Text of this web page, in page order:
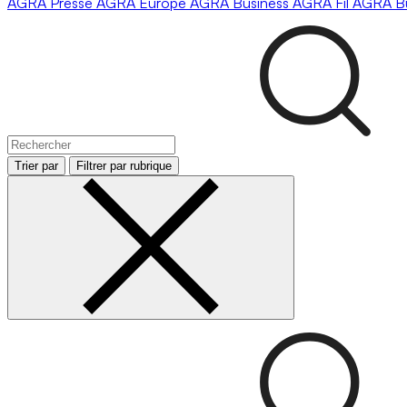
Trier par Filtrer par rubrique